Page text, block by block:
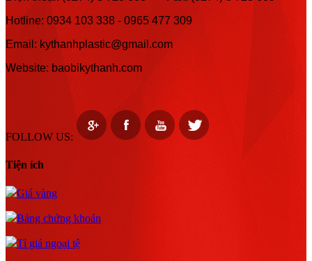
Hotline: 0934 103 338 - 0965 477 309
Email: kythanhplastic@gmail.com
Website: baobikythanh.com
FOLLOW US:
Tiện ích
Giá vàng
Bảng chứng khoán
Tỉ giá ngoại tệ